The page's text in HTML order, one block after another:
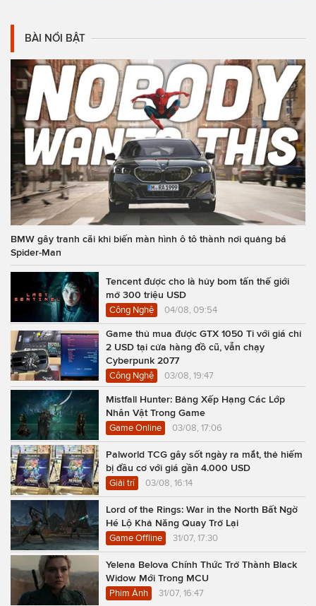
BÀI NỔI BẬT
BMW gây tranh cãi khi biến màn hình ô tô thành nơi quảng bá
Spider-Man
Tencent được cho là hủy bom tấn thế giới
mở 300 triệu USD
Công Nghệ 04/08, 09:54
Game thủ mua được GTX 1050 Ti với giá chỉ
2 USD tại cửa hàng đồ cũ, vẫn chạy
Cyberpunk 2077
Công Nghệ 03/08, 19:47
Mistfall Hunter: Bảng Xếp Hạng Các Lớp
Nhân Vật Trong Game
Game Online 03/08, 17:06
Palworld TCG gây sốt ngày ra mắt, thẻ hiếm
bị đầu cơ với giá gần 4.000 USD
Giải trí 03/08, 16:14
Lord of the Rings: War in the North Bất Ngờ
Hé Lộ Khả Năng Quay Trở Lại
Game Offline 31/07, 17:30
Yelena Belova Chính Thức Trở Thành Black
Widow Mới Trong MCU
Phim Ảnh 31/07, 16:47